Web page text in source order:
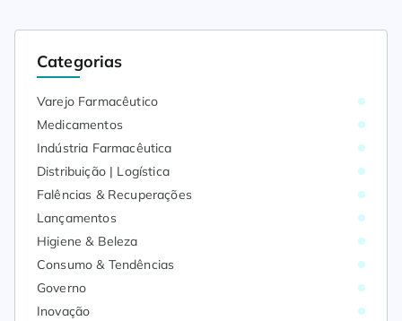
Categorias
Varejo Farmacêutico
Medicamentos
Indústria Farmacêutica
Distribuição | Logística
Falências & Recuperações
Lançamentos
Higiene & Beleza
Consumo & Tendências
Governo
Inovação